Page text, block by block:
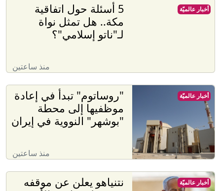
5 أسئلة حول اتفاقية
مكة.. هل تمثل نواة
لـ"ناتو إسلامي"؟
منذ ساعتين
أخبار عالميّة
"روساتوم" تبدأ في إعادة
موظفيها إلى محطة
"بوشهر" النووية في إيران
منذ ساعتين
أخبار عالميّة
نتنياهو يعلن عن موقفه
أخبار عالميّة